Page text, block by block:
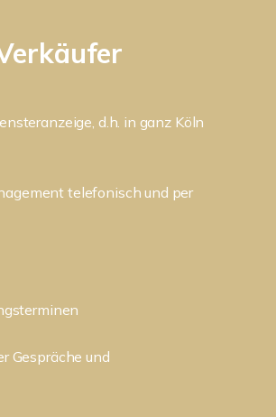
d.h. in ganz Köln
telefonisch und per
Gespräche und